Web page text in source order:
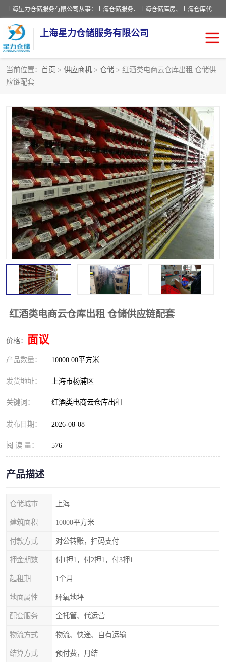
上海星力仓储服务有限公司从事：上海仓储服务、上海仓储库房、上海仓库代运营、上海仓库对外出租、上海仓库外包、上海三方仓储、上海电商仓储代发、上海电商代发货仓库、上海托管仓库、上海仓储配送。上海星力仓储服务有限公司现在拥有100个分仓、10万余平方的标准库房，精炼员工几百名，与几千家客户合作，公司已跻身上海仓储行业前列。欢迎来电咨询！
上海星力仓储服务有限公司
当前位置： 首页 > 供应商机 > 仓储 > 红酒类电商云仓库出租 仓储供
应链配套
红酒类电商云仓库出租 仓储供应链配套
价格： 面议
产品数量： 10000.00平方米
发货地址： 上海市杨浦区
关键词： 红酒类电商云仓库出租
发布日期： 2026-08-08
阅 读 量： 576
产品描述
仓储城市 上海
建筑面积 10000平方米
付款方式 对公转账，扫码支付
押金期数 付1押1，付2押1，付3押1
起租期 1个月
地面属性 环氧地坪
配套服务 全托管、代运营
物流方式 物流、快递、自有运输
结算方式 预付费，月结
上海仓库对外出租
上海仓储配送 上海仓库外包
上海仓库代运营 上海托管仓库
上海第三方仓储 上海仓储服务
仓储 上海电商代发货仓库
上海托管仓库